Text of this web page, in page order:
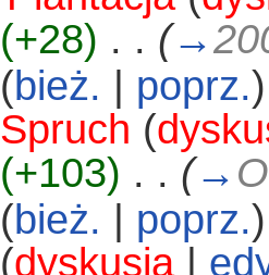
(+28) . . (→
(bież. poprz.)
Spruch (
(+103) . . (→
(bież. poprz.)
(dyskusja|